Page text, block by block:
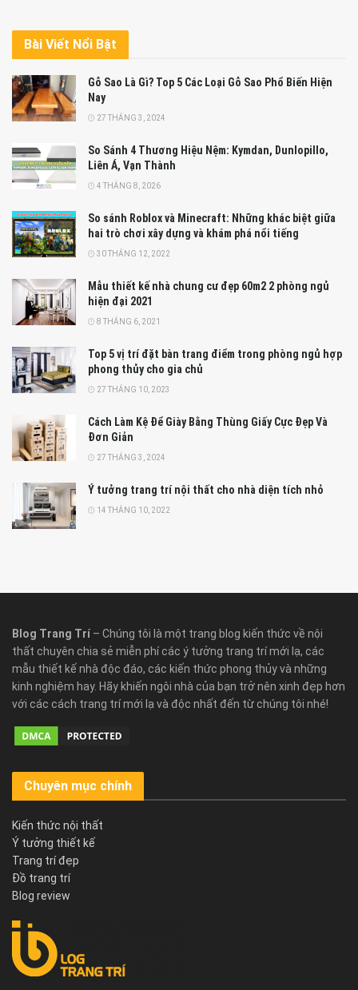
Bài Viết Nổi Bật
Gỗ Sao Là Gì? Top 5 Các Loại Gỗ Sao Phổ Biến Hiện
Nay
27 THÁNG 3, 2024
So Sánh 4 Thương Hiệu Nệm: Kymdan, Dunlopillo,
Liên Á, Vạn Thành
4 THÁNG 8, 2026
So sánh Roblox và Minecraft: Những khác biệt giữa
hai trò chơi xây dựng và khám phá nổi tiếng
30 THÁNG 12, 2022
Mẫu thiết kế nhà chung cư đẹp 60m2 2 phòng ngủ
hiện đại 2021
8 THÁNG 6, 2021
Top 5 vị trí đặt bàn trang điểm trong phòng ngủ hợp
phong thủy cho gia chủ
27 THÁNG 10, 2023
Cách Làm Kệ Để Giày Bằng Thùng Giấy Cực Đẹp Và
Đơn Giản
27 THÁNG 3, 2024
Ý tưởng trang trí nội thất cho nhà diện tích nhỏ
14 THÁNG 10, 2022
Blog Trang Trí – Chúng tôi là một trang blog kiến thức về nội
thất chuyên chia sẻ miễn phí các ý tưởng trang trí mới lạ, các
mẫu thiết kế nhà độc đáo, các kiến thức phong thủy và những
kinh nghiệm hay. Hãy khiến ngôi nhà của bạn trở nên xinh đẹp hơn
với các cách trang trí mới lạ và độc nhất đến từ chúng tôi nhé!
Chuyên mục chính
Kiến thức nội thất
Ý tưởng thiết kế
Trang trí đẹp
Đồ trang trí
Blog review